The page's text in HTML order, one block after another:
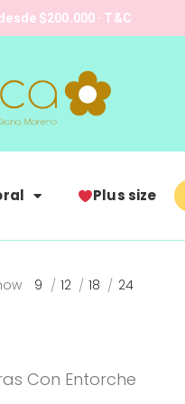
$200.000 · T&C
Plus size
9 12 18 24
Con Entorche